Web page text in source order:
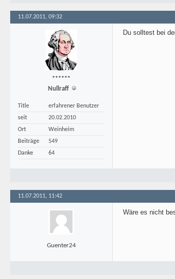
11.07.2011, 09:32
******
Nullraff
Title
erfahrener Benutzer
seit
20.02.2010
Ort
Weinheim
Beiträge
549
Danke
64
Du solltest bei
11.07.2011, 11:42
Guenter24
Wäre es nicht